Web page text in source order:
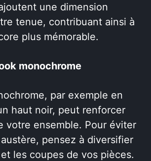
une dimension
tenue, contribuant ainsi à
plus mémorable.
monochrome
par exemple en
haut noir, peut renforcer
votre ensemble. Pour éviter
pensez à diversifier
les coupes de vos pièces.